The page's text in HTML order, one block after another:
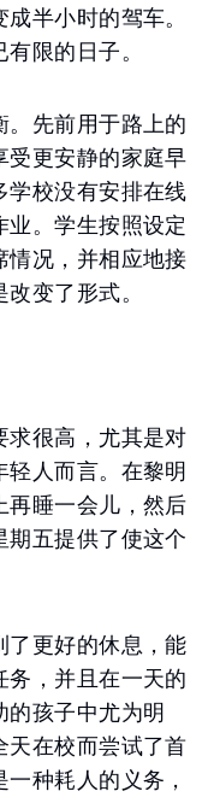
半小时的驾车。
限的日子。
。先前用于路上的
受更安静的家庭早
学校没有安排在线
。学生按照设定
情况，并相应地接
变了形式。
求很高，尤其是对
人而言。在黎明
再睡一会儿，然后
期五提供了使这个
了更好的休息，能
务，并且在一天的
孩子中尤为明
天在校而尝试了首
种耗人的义务，